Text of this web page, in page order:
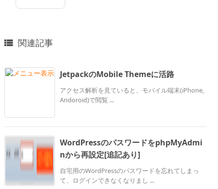
 関連記事
JetpackのMobile Themeに活路
アクセス解析を見ていると、モバイル端末(iPhone,
Andoroid)で閲覧 ...
WordPressのパスワードをphpMyAdmi
nから再設定[追記あり]
自宅用のWordPressのパスワードを忘れてしまっ
て、ログインできなくなりまし ...